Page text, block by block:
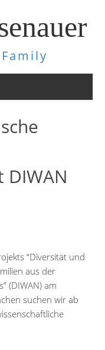
DIWAN
“Diversität und
aus der
(DIWAN) am
suchen wir ab